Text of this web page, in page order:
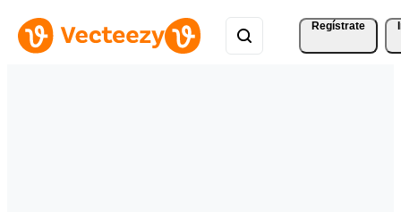
Regístrate